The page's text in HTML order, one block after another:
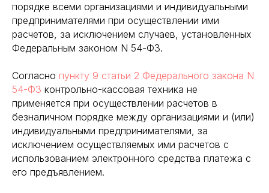
порядке всеми организациями и индивидуальными
предпринимателями при осуществлении ими
расчетов, за исключением случаев, установленных
Федеральным законом N 54-ФЗ.
Согласно пункту 9 статьи 2 Федерального закона N
54-ФЗ контрольно-кассовая техника не
применяется при осуществлении расчетов в
безналичном порядке между организациями и (или)
индивидуальными предпринимателями, за
исключением осуществляемых ими расчетов с
использованием электронного средства платежа с
его предъявлением.